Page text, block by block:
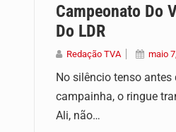
Campeonato Do
Do LDR
Redação TVA maio
No silêncio tenso
campainha, o ringue
Ali, não…